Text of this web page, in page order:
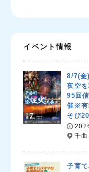
イベント情報
8/7(金
夜空
95回
催※有
そび
千曲
子育て